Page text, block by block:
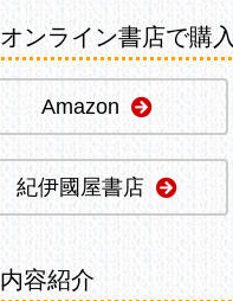
オンライン書店で購入
Amazon
紀伊國屋書店
内容紹介